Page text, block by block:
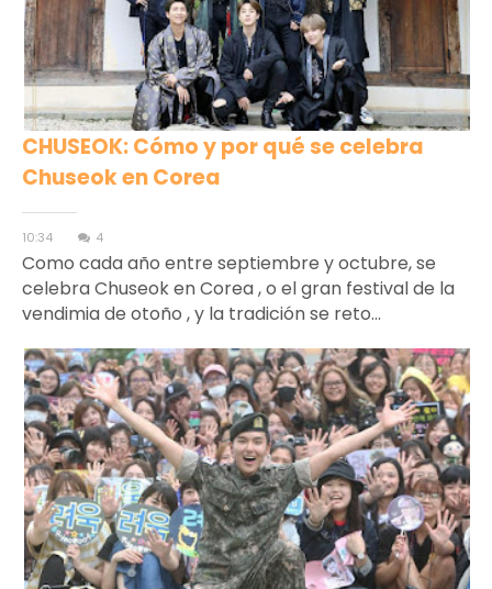
CHUSEOK: Cómo y por qué se celebra
Chuseok en Corea
10:34 4
Como cada año entre septiembre y octubre, se
celebra Chuseok en Corea , o el gran festival de la
vendimia de otoño , y la tradición se reto...